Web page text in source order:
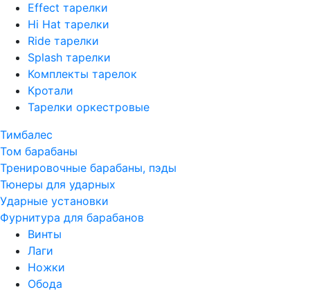
Effect тарелки
Hi Hat тарелки
Ride тарелки
Splash тарелки
Комплекты тарелок
Кротали
Тарелки оркестровые
Тимбалес
Том барабаны
Тренировочные барабаны, пэды
Тюнеры для ударных
Ударные установки
Фурнитура для барабанов
Винты
Лаги
Ножки
Обода